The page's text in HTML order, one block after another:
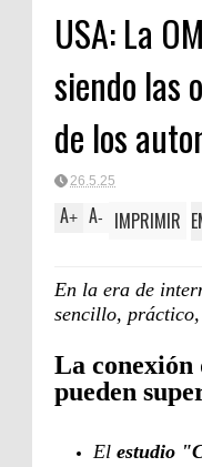
USA: La
siendo las
de los
26.5.25
A+ A- IMPRIMIR
En la era de
sencillo,
La conexión
pueden
El estudio